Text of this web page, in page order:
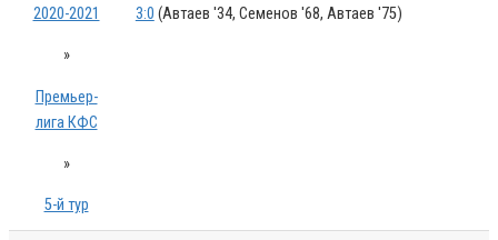
2020-2021
»
Премьер-
лига КФС
»
5-й тур
3:0 (Автаев '34, Семенов '68, Автаев '75)